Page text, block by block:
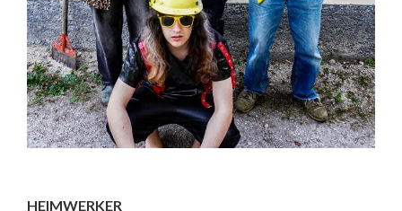
HEIMWERKER